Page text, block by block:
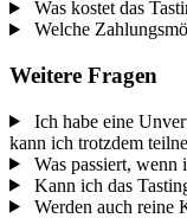
Was kostet das
Welche
Weitere Fragen
Ich habe eine
kann ich trotzdem
Was passiert, wenn
Kann ich das
Werden auch reine